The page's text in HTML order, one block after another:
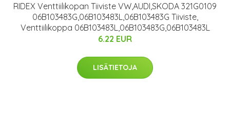
RIDEX Venttiilikopan Tiiviste VW,AUDI,SKODA 321G0109
06B103483G,06B103483L,06B103483G Tiiviste,
Venttiilikoppa 06B103483L,06B103483G,06B103483L
6.22 EUR
LISÄTIETOJA